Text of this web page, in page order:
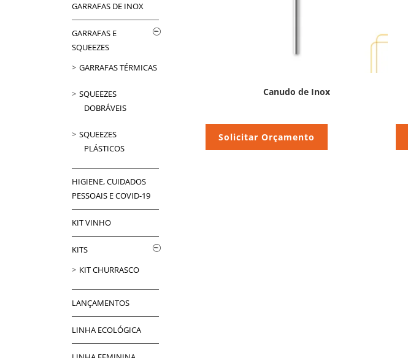
Canudo de Inox
Solicitar Orçamento
GARRAFAS DE INOX
GARRAFAS E
SQUEEZES
GARRAFAS TÉRMICAS
SQUEEZES
DOBRÁVEIS
SQUEEZES
PLÁSTICOS
HIGIENE, CUIDADOS
PESSOAIS E COVID-19
KIT VINHO
KITS
KIT CHURRASCO
LANÇAMENTOS
LINHA ECOLÓGICA